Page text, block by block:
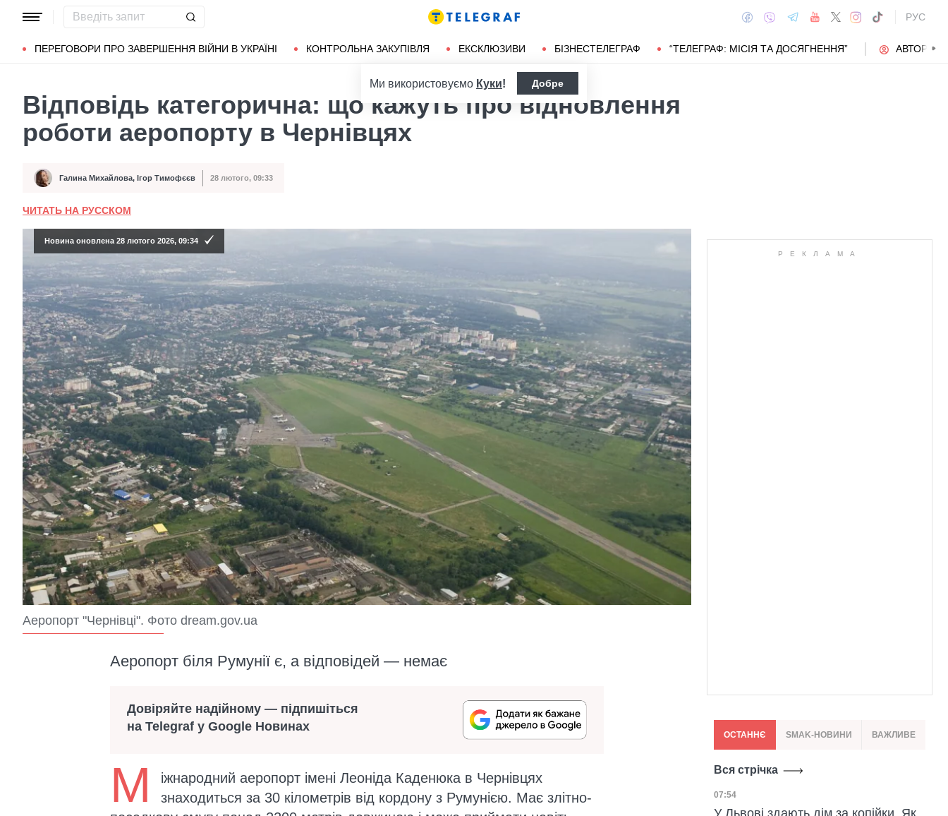
РУС
ПЕРЕГОВОРИ ПРО ЗАВЕРШЕННЯ ВІЙНИ В УКРАЇНІ КОНТРОЛЬНА ЗАКУПІВЛЯ ЕКСКЛЮЗИВИ БІЗНЕСТЕЛЕГРАФ “ТЕЛЕГРАФ: МІСІЯ ТА ДОСЯГНЕННЯ” АВТОРИ
Популярні запити Маріуполь Донбас
Ми використовуємо Куки! Добре
Відповідь категорична: що кажуть про відновлення
роботи аеропорту в Чернівцях
Автор Галина Михайлова, Ігор Тимофєєв
Дата публікації 28 лютого, 09:33
ЧИТАТЬ НА РУССКОМ
Новина оновлена 28 лютого 2026, 09:34
Аеропорт "Чернівці". Фото dream.gov.ua
Аеропорт біля Румунії є, а відповідей — немає
Довіряйте надійному — підпишіться
на Telegraf у Google Новинах
М
іжнародний аеропорт імені Леоніда Каденюка в Чернівцях
знаходиться за 30 кілометрів від кордону з Румунією. Має злітно-
ОСТАННЄ SMAK-НОВИНИ ВАЖЛИВЕ
Вся стрічка
Дата публікації
07:54
У Львові здають дім за копійки. Як